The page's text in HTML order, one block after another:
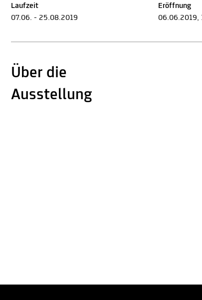
Laufzeit
07.06. - 25.08.2019
Eröffnung
06.06.2019,
Über die
Ausstellung